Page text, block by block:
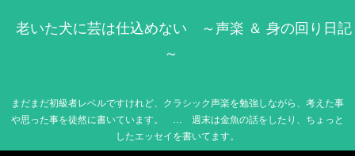
老いた犬に芸は仕込めない ～声楽 ＆ 身の回り日記
～
まだまだ初級者レベルですけれど、クラシック声楽を勉強しながら、考えた事
や思った事を徒然に書いています。 … 週末は金魚の話をしたり、ちょっと
したエッセイを書いてます。